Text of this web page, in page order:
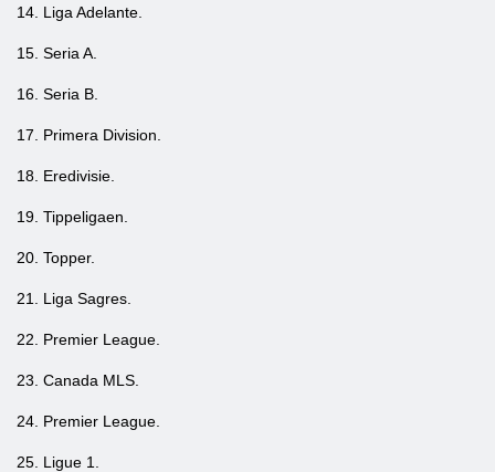
14. Liga Adelante.
15. Seria A.
16. Seria B.
17. Primera Division.
18. Eredivisie.
19. Tippeligaen.
20. Topper.
21. Liga Sagres.
22. Premier League.
23. Canada MLS.
24. Premier League.
25. Ligue 1.